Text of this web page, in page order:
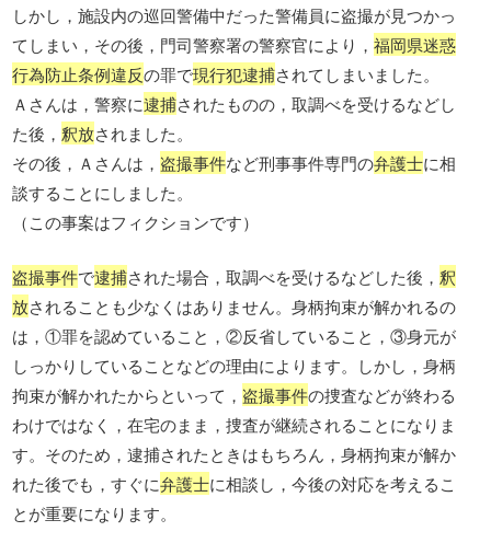
しかし，施設内の巡回警備中だった警備員に盗撮が見つかっ
てしまい，その後，門司警察署の警察官により，福岡県迷惑
行為防止条例違反の罪で現行犯逮捕されてしまいました。
Ａさんは，警察に逮捕されたものの，取調べを受けるなどし
た後，釈放されました。
その後，Ａさんは， 盗撮事件など刑事事件専門の弁護士に相
談することにしました。
（この事案はフィクションです）
盗撮事件で逮捕された場合，取調べを受けるなどした後，釈
放されることも少なくはありません。身柄拘束が解かれるの
は，①罪を認めていること，②反省していること，③身元が
しっかりしていることなどの理由によります。しかし，身柄
拘束が解かれたからといって， 盗撮事件の捜査などが終わる
わけではなく，在宅のまま，捜査が継続されることになりま
す。そのため，逮捕されたときはもちろん，身柄拘束が解か
れた後でも，すぐに弁護士に相談し，今後の対応を考えるこ
とが重要になります。